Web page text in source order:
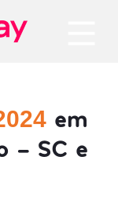
em
- SC e